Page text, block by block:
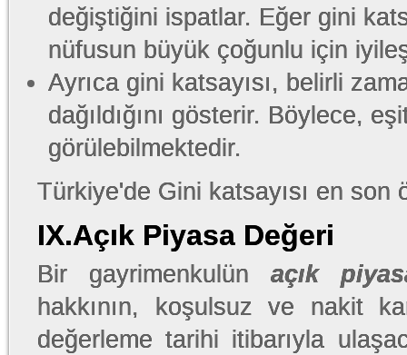
değiştiğini ispatlar. Eğer gini
nüfusun büyük çoğunlu için
Ayrıca gini katsayısı, belirli
dağıldığını gösterir. Böylece,
görülebilmektedir.
Türkiye'de Gini katsayısı en son
IX.Açık Piyasa Değeri
Bir gayrimenkulünaçık
hakkının, koşulsuz ve nakit
değerleme tarihi itibarıyla